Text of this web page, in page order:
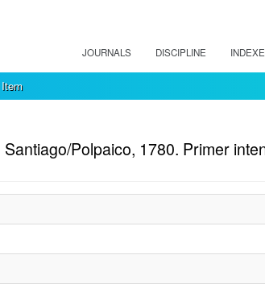
JOURNALS DISCIPLINE
Polpaico, 1780. Primer